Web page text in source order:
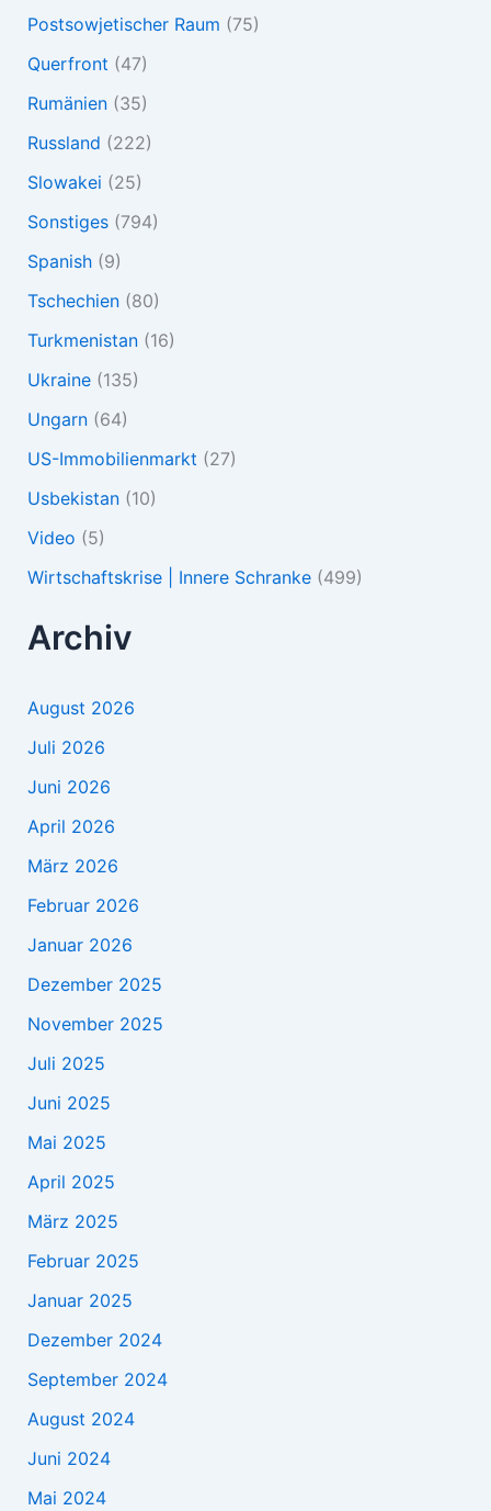
Postsowjetischer Raum (75)
Querfront (47)
Rumänien(35)
Russland (222)
Slowakei (25)
Sonstiges(794)
Spanish(9)
Tschechien(80)
Turkmenistan(16)
Ukraine(135)
Ungarn(64)
US-Immobilienmarkt (27)
Usbekistan(10)
Video (5)
Wirtschaftskrise | Innere Schranke(499)
Archiv
August 2026
Juli 2026
Juni 2026
April 2026
März 2026
Februar 2026
Januar 2026
Dezember 2025
November 2025
Juli 2025
Juni 2025
Mai 2025
April 2025
März 2025
Februar 2025
Januar 2025
Dezember 2024
September 2024
August 2024
Juni 2024
Mai 2024